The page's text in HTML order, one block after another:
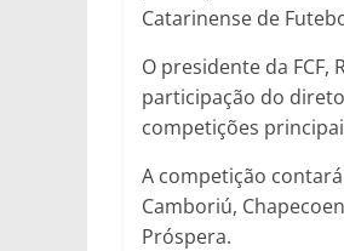
Catarinense de
O presidente da
participação do
competições
A competição
Camboriú,
Próspera.